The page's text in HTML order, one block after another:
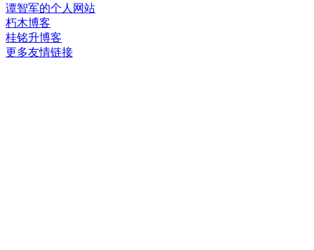
谭智军的个人网站
朽木博客
桂铭升博客
更多友情链接